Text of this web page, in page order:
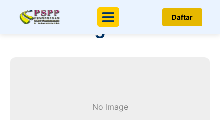
Menu Daftar
Berita & Artikel
Penerbangan
No Image